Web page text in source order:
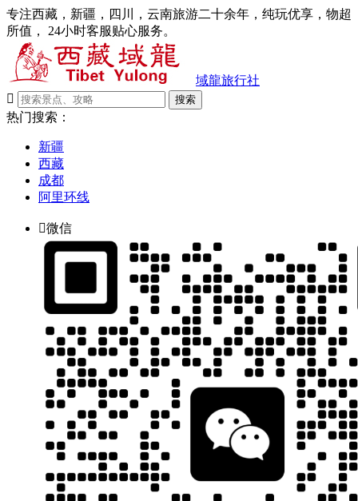
专注西藏，新疆，四川，云南旅游二十余年，纯玩优享，物超
所值， 24小时客服贴心服务。
域龍旅行社

搜索
热门搜索：
新疆
西藏
成都
阿里环线
微信